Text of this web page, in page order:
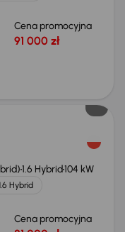
Cena promocyjna
91 000 zł
1.6 Hybrid104 kW
Hybrid
Cena promocyjna